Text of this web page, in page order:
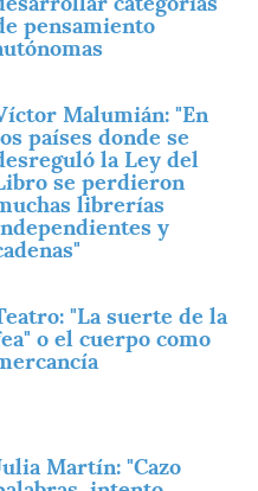
pensamiento
Malumián: "En
países donde se
la Ley del
se perdieron
librerías
y
"La suerte de la
o el cuerpo como
Martín: "Cazo